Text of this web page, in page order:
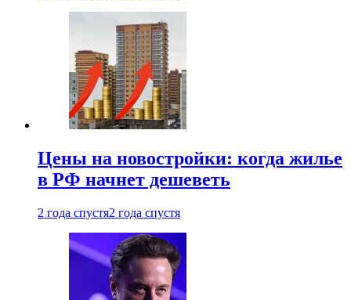
Цены на новостройки: когда жилье
в РФ начнет дешеветь
2 года спустя2 года спустя